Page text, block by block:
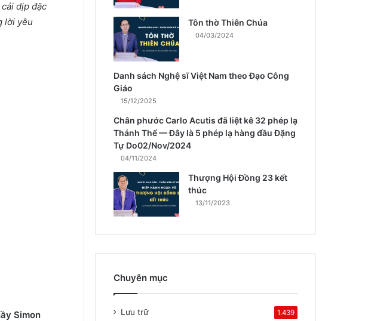
dịp đặc
lời yêu
Simon
Tôn thờ Thiên Chúa
04/03/2024
Danh sách Nghệ sĩ Việt Nam theo Đạo Công
Giáo
15/12/2025
Chân phước Carlo Acutis đã liệt kê 32 phép lạ
Thánh Thể — Đây là 5 phép lạ hàng đầu Đặng
Tự Do02/Nov/2024
04/11/2024
Thượng Hội Đồng 23 kết
thúc
13/11/2023
Chuyên mục
Lưu trữ 1.439